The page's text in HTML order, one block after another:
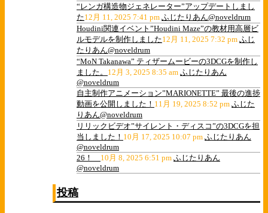
“レンガ構造物ジェネレーター”アップデートしまし
た12月 11, 2025 7:41 pm ふじたりあん@noveldrum
Houdini関連イベント”Houdini Maze”の教材用高層ビ
ルモデルを制作しました12月 11, 2025 7:32 pm ふじ
たりあん@noveldrum
“MoN Takanawa” ティザームービーの3DCGを制作し
ました。 12月 3, 2025 8:35 am ふじたりあん
@noveldrum
自主制作アニメーション”MARIONETTE” 最後の進捗
動画を公開しました！ 11月 19, 2025 8:52 pm ふじた
りあん@noveldrum
リリックビデオ”サイレント・ディスコ”の3DCGを担
当しました！ 10月 17, 2025 10:07 pm ふじたりあん
@noveldrum
26！ 10月 8, 2025 6:51 pm ふじたりあん
@noveldrum
投稿